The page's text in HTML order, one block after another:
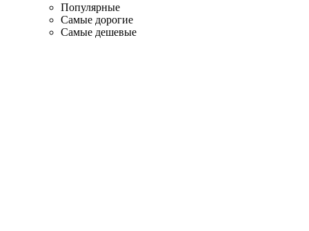
Популярные
Самые дорогие
Самые дешевые